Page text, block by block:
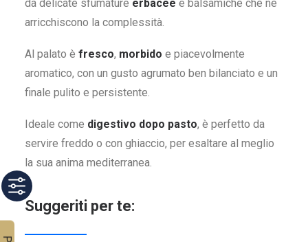
da delicate sfumature erbacee e balsamiche che ne
arricchiscono la complessità.
Al palato è fresco, morbido e piacevolmente
aromatico, con un gusto agrumato ben bilanciato e un
finale pulito e persistente.
Ideale come digestivo dopo pasto, è perfetto da
servire freddo o con ghiaccio, per esaltare al meglio
la sua anima mediterranea.
Suggeriti per te: